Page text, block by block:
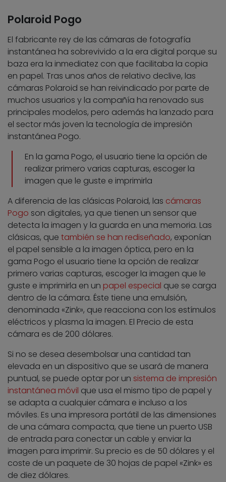
Polaroid Pogo
El fabricante rey de las cámaras de fotografía
instantánea ha sobrevivido a la era digital porque su
baza era la inmediatez con que facilitaba la copia
en papel. Tras unos años de relativo declive, las
cámaras Polaroid se han reivindicado por parte de
muchos usuarios y la compañía ha renovado sus
principales modelos, pero además ha lanzado para
el sector más joven la tecnología de impresión
instantánea Pogo.
En la gama Pogo, el usuario tiene la opción de
realizar primero varias capturas, escoger la
imagen que le guste e imprimirla
A diferencia de las clásicas Polaroid, las cámaras
Pogo son digitales, ya que tienen un sensor que
detecta la imagen y la guarda en una memoria. Las
clásicas, que también se han rediseñado, exponían
el papel sensible a la imagen óptica, pero en la
gama Pogo el usuario tiene la opción de realizar
primero varias capturas, escoger la imagen que le
guste e imprimirla en un papel especial que se carga
dentro de la cámara. Éste tiene una emulsión,
denominada «Zink», que reacciona con los estímulos
eléctricos y plasma la imagen. El Precio de esta
cámara es de 200 dólares.
Si no se desea desembolsar una cantidad tan
elevada en un dispositivo que se usará de manera
puntual, se puede optar por un sistema de impresión
instantánea móvil que usa el mismo tipo de papel y
se adapta a cualquier cámara e incluso a los
móviles. Es una impresora portátil de las dimensiones
de una cámara compacta, que tiene un puerto USB
de entrada para conectar un cable y enviar la
imagen para imprimir. Su precio es de 50 dólares y el
coste de un paquete de 30 hojas de papel «Zink» es
de diez dólares.